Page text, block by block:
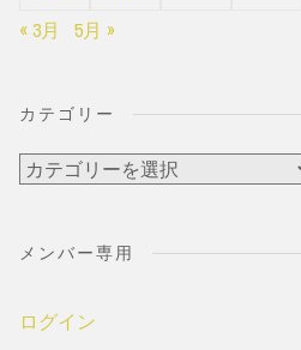
« 3月
5月 »
カテゴリー
カ
ゴ
ー
メンバー専用
ログイン